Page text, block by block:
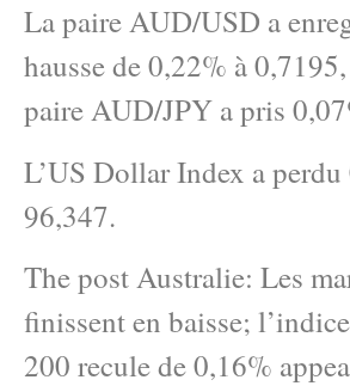
La paire AUD/USD a
hausse de 0,22% à
paire AUD/JPY a pris
L’US Dollar Index a
96,347.
The post Australie: Les
finissent en baisse;
200 recule de 0,16%